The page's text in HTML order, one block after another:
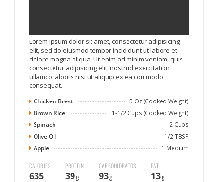
Lorem ipsum dolor sit amet, consectetur adipisicing
elit, sed do eiusmod tempor incididunt ut labore et
dolore magna aliqua. Ut enim ad minim veniam, quis
consectetur adipisicing elit, nostrud exercitation
ullamco laboris nisi ut aliquip ex ea commodo
consequat.
Chicken Brest 5 Oz (Cooked Weight)
Brown Rice 1-1/2 Cups (Cooked Weight)
Spinach 2 Cups
Olive Oil 1/2 TBSP
Apple 1 Medium
CALORIES
635
PROTEIN
39g
CARBOHIDRATOS
93g
FAT
13g